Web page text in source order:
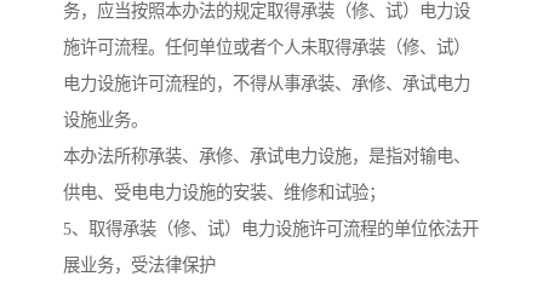
务，应当按照本办法的规定取得承装（修、试）电力设
施许可流程。任何单位或者个人未取得承装（修、试）
电力设施许可流程的，不得从事承装、承修、承试电力
设施业务。
本办法所称承装、承修、承试电力设施，是指对输电、
供电、受电电力设施的安装、维修和试验；
5、取得承装（修、试）电力设施许可流程的单位依法开
展业务，受法律保护